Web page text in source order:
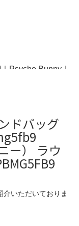
ドバッグ
ー） ラウ
いただいておりま